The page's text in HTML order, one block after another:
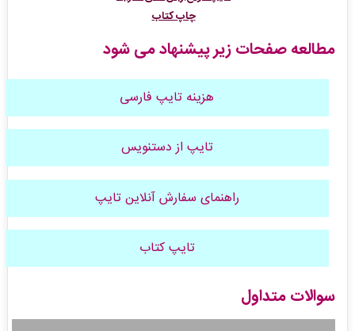
چاپ کتاب
مطالعه صفحات زیر پیشنهاد می شود
هزینه تایپ فارسی
تایپ از دستنویس
راهنمای سفارش آنلاین تایپ
تایپ کتاب
سوالات متداول